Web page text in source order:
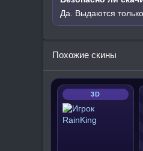
Да. Выдаются
Похожие скины
3D